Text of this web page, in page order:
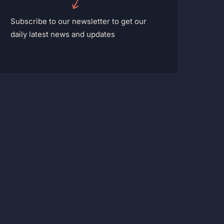
Subscribe to our newsletter to get our
daily latest news and updates